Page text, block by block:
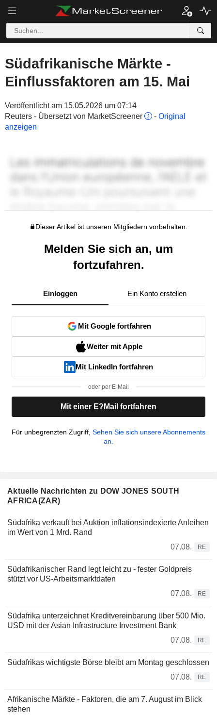
Südafrikanische Märkte -
Einflussfaktoren am 15. Mai
Veröffentlicht am 15.05.2026 um 07:14
Reuters - Übersetzt von MarketScreener
- Original
anzeigen
Dieser Artikel ist unseren Mitgliedern vorbehalten.
Melden Sie sich an, um
fortzufahren.
Einloggen Ein Konto erstellen
Mit Google fortfahren
Weiter mit Apple
Mit LinkedIn fortfahren
oder per E-Mail
Mit einer E?Mail fortfahren
Für unbegrenzten Zugriff, Sehen Sie sich unsere Abonnements
an.
Aktuelle Nachrichten zu DOW JONES SOUTH
AFRICA(ZAR)
Südafrika verkauft bei Auktion inflationsindexierte Anleihen
im Wert von 1 Mrd. Rand
07.08.
RE
Südafrikanischer Rand legt leicht zu - fester Goldpreis
stützt vor US-Arbeitsmarktdaten
07.08.
RE
Südafrika unterzeichnet Kreditvereinbarung über 500 Mio.
USD mit der Asian Infrastructure Investment Bank
07.08.
RE
Südafrikas wichtigste Börse bleibt am Montag geschlossen
07.08.
RE
Afrikanische Märkte - Faktoren, die am 7. August im Blick
stehen